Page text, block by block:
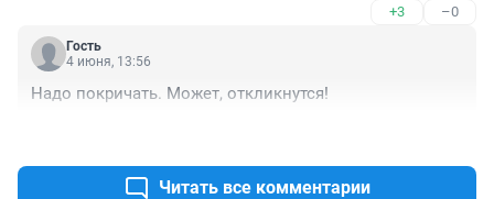
+3 –0
Гость
4 июня, 13:56
Надо покричать. Может, откликнутся!
Читать все комментарии